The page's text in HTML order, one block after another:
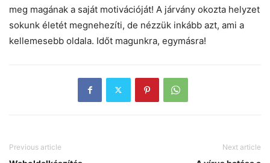
meg magának a saját motivációját! A járvány okozta helyzet
sokunk életét megnehezíti, de nézzük inkább azt, ami a
kellemesebb oldala. Időt magunkra, egymásra!
Previous article Next article